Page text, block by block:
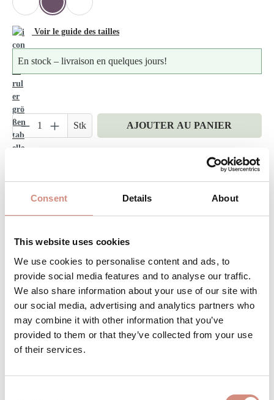
Consent Details About
This website uses cookies
We use cookies to personalise content and ads, to
provide social media features and to analyse our traffic.
We also share information about your use of our site with
our social media, advertising and analytics partners who
may combine it with other information that you’ve
provided to them or that they’ve collected from your use
of their services.
SENF NAVY-ICE
NOIR
Voir le guide des tailles
En stock – livraison en quelques jours!
Quantité de produit : Entrez la quantité
Stk AJOUTER AU PANIER
DESCRIPTION
Notre couverture de portage est idéale si vous êtes
différents réglage…
ÉVALUATIONS
COMPOSITION
ENTRETIEN